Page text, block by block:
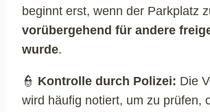
beginnt erst, wenn der Parkplatz
vorübergehend für andere
wurde.
👮 Kontrolle durch Polizei: Die
wird häufig notiert, um zu prüfen,